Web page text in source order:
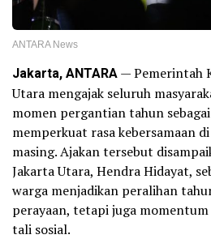
ANTARA News
Jakarta, ANTARA— Pemerintah
Utara mengajak seluruh
momen pergantian tahun
memperkuat rasa kebersamaan
masing. Ajakan tersebut
Jakarta Utara, Hendra Hidayat,
warga menjadikan peralihan
perayaan, tetapi juga
tali sosial.